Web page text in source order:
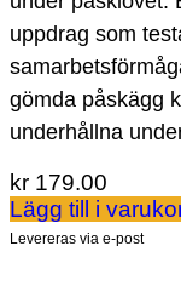
uppdrag som
gömda påskägg
underhållna
kr 179.00
Lägg till i
Levereras via e-post